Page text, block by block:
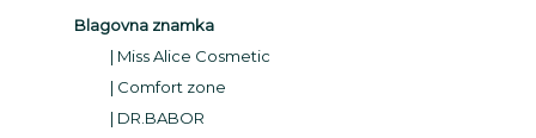
Blagovna znamka
Miss Alice Cosmetic
Comfort zone
DR.BABOR